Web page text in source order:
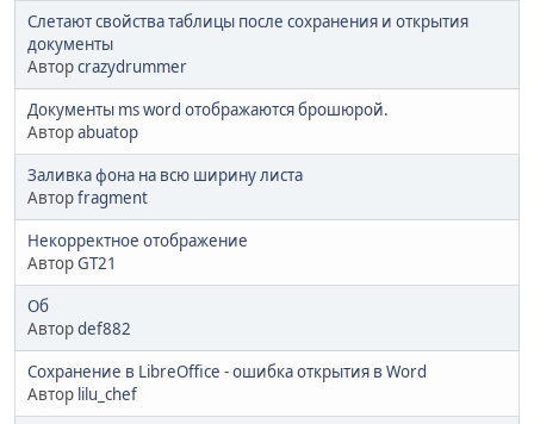
Слетают свойства таблицы после сохранения и открытия
документы
Авторcrazydrummer
Документы ms word отображаются брошюрой.
Авторabuatop
Заливка фона на всю ширину листа
Авторfragment
Некорректное отображение
АвторGT21
Об
Авторdef882
Сохранение в LibreOffice - ошибка открытия в Word
Автор lilu_chef